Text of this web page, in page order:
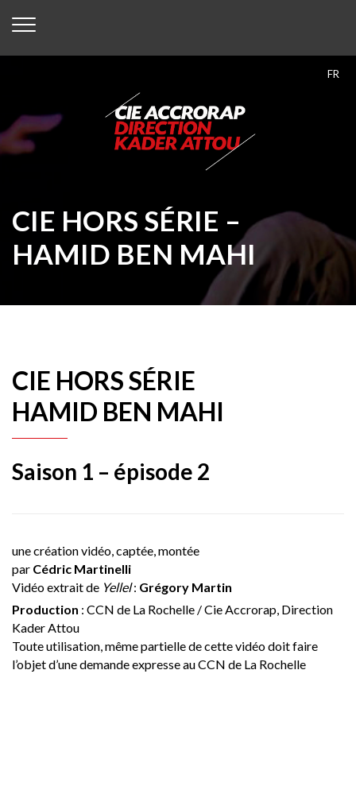
FR
CIE HORS SÉRIE –
HAMID BEN MAHI
CIE HORS SÉRIE
HAMID BEN MAHI
Saison 1 – épisode 2
une création vidéo, captée, montée
par Cédric Martinelli
Vidéo extrait de Yellel: Grégory Martin
Production : CCN de La Rochelle / Cie Accrorap, Direction
Kader Attou
Toute utilisation, même partielle de cette vidéo doit faire
l’objet d’une demande expresse au CCN de La Rochelle